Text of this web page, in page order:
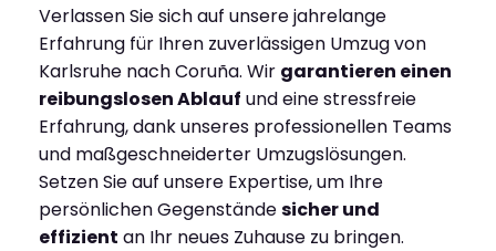
Verlassen Sie sich auf unsere jahrelange
Erfahrung für Ihren zuverlässigen Umzug von
Karlsruhe nach Coruña. Wir garantieren einen
reibungslosen Ablauf und eine stressfreie
Erfahrung, dank unseres professionellen Teams
und maßgeschneiderter Umzugslösungen.
Setzen Sie auf unsere Expertise, um Ihre
persönlichen Gegenständesicher und
effizient an Ihr neues Zuhause zu bringen.